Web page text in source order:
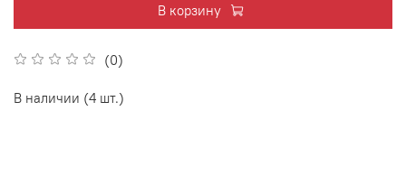
(0)
В корзину
В наличии (4 шт.)